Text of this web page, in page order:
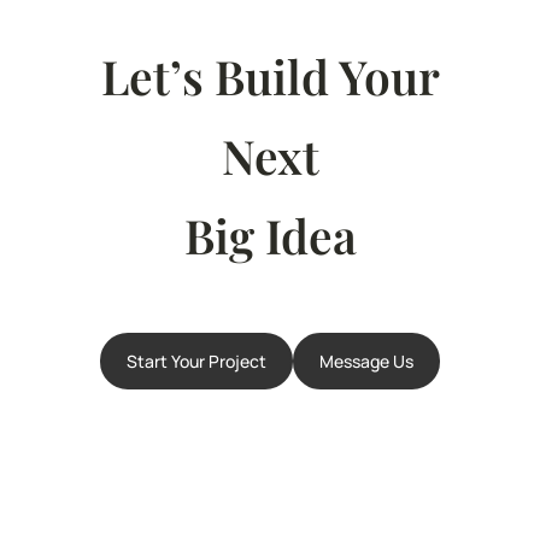
Let’s Build Your
Next
Big Idea
Start Your Project Message Us